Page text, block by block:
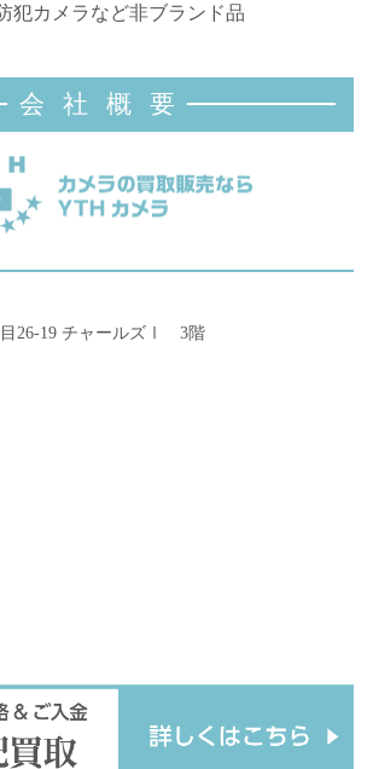
犯カメラなど非ブランド品
会社概 要
目26-19 チャールズⅠ 3階